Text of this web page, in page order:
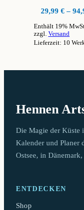
29,99 € –
Enthält 19%
zzgl. Versand
Lieferzeit: 10
Die
können
auf
der
Produktseite
Hennen
Die Magie der Küste
Kalender und Planer
Ostsee, in
ENTDECKEN
Shop